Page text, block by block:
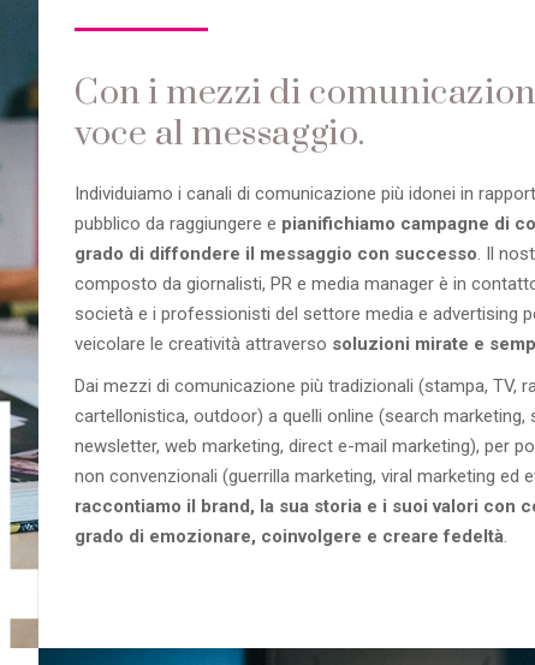
Con i mezzi di
voce al messaggio.
Individuiamo i canali di comunicazione più idonei in
pubblico da raggiungere e pianifichiamo campagne di
grado di diffondere il messaggio con successo. Il
composto da giornalisti, PR e media manager è in
società e i professionisti del settore media e advertising
veicolare le creatività attraverso soluzioni mirate e
Dai mezzi di comunicazione più tradizionali (stampa, TV,
cartellonistica, outdoor) a quelli online (search marketing,
newsletter, web marketing, direct e-mail marketing), per
non convenzionali (guerrilla marketing, viral marketing ed
raccontiamo il brand, la sua storia e i suoi valori con
grado di emozionare, coinvolgere e creare fedeltà.